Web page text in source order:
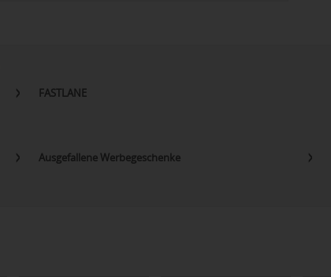
FASTLANE
Ausgefallene Werbegeschenke